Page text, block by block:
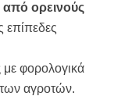
ορεινούς
επίπεδες
με φορολογικά
αγροτών.